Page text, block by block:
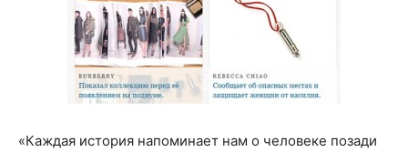
«Каждая история напоминает нам о человеке позади